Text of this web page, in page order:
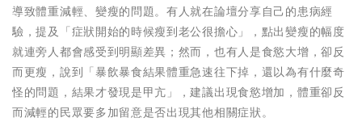
導致體重減輕、變瘦的問題。有人就在論壇分享自己的患病經
驗，提及「症狀開始的時候瘦到老公很擔心」，點出變瘦的幅度
就連旁人都會感受到明顯差異；然而，也有人是食慾大增，卻反
而更瘦，說到「暴飲暴食結果體重急速往下掉，還以為有什麼奇
怪的問題，結果才發現是甲亢」，建議出現食慾增加，體重卻反
而減輕的民眾要多加留意是否出現其他相關症狀。